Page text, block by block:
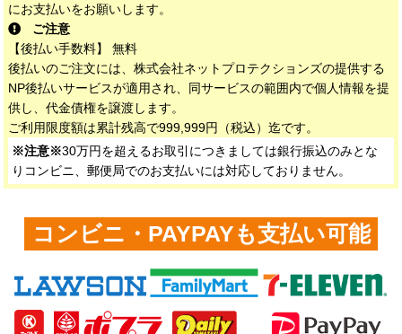
にお支払いをお願いします。
ご注意
【後払い手数料】 無料
後払いのご注文には、株式会社ネットプロテクションズの提供する
NP後払いサービスが適用され、同サービスの範囲内で個人情報を提
供し、代金債権を譲渡します。
ご利用限度額は累計残高で999,999円（税込）迄です。
※注意※30万円を超えるお取引につきましては銀行振込のみとな
りコンビニ、郵便局でのお支払いには対応しておりません。
コンビニ・PAYPAYも支払い可能